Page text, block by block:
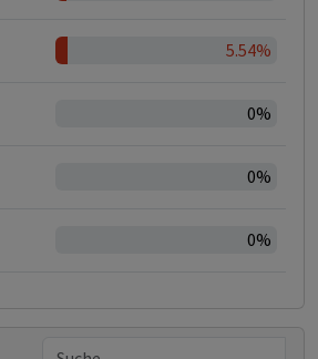
5.54%
0%
0%
0%